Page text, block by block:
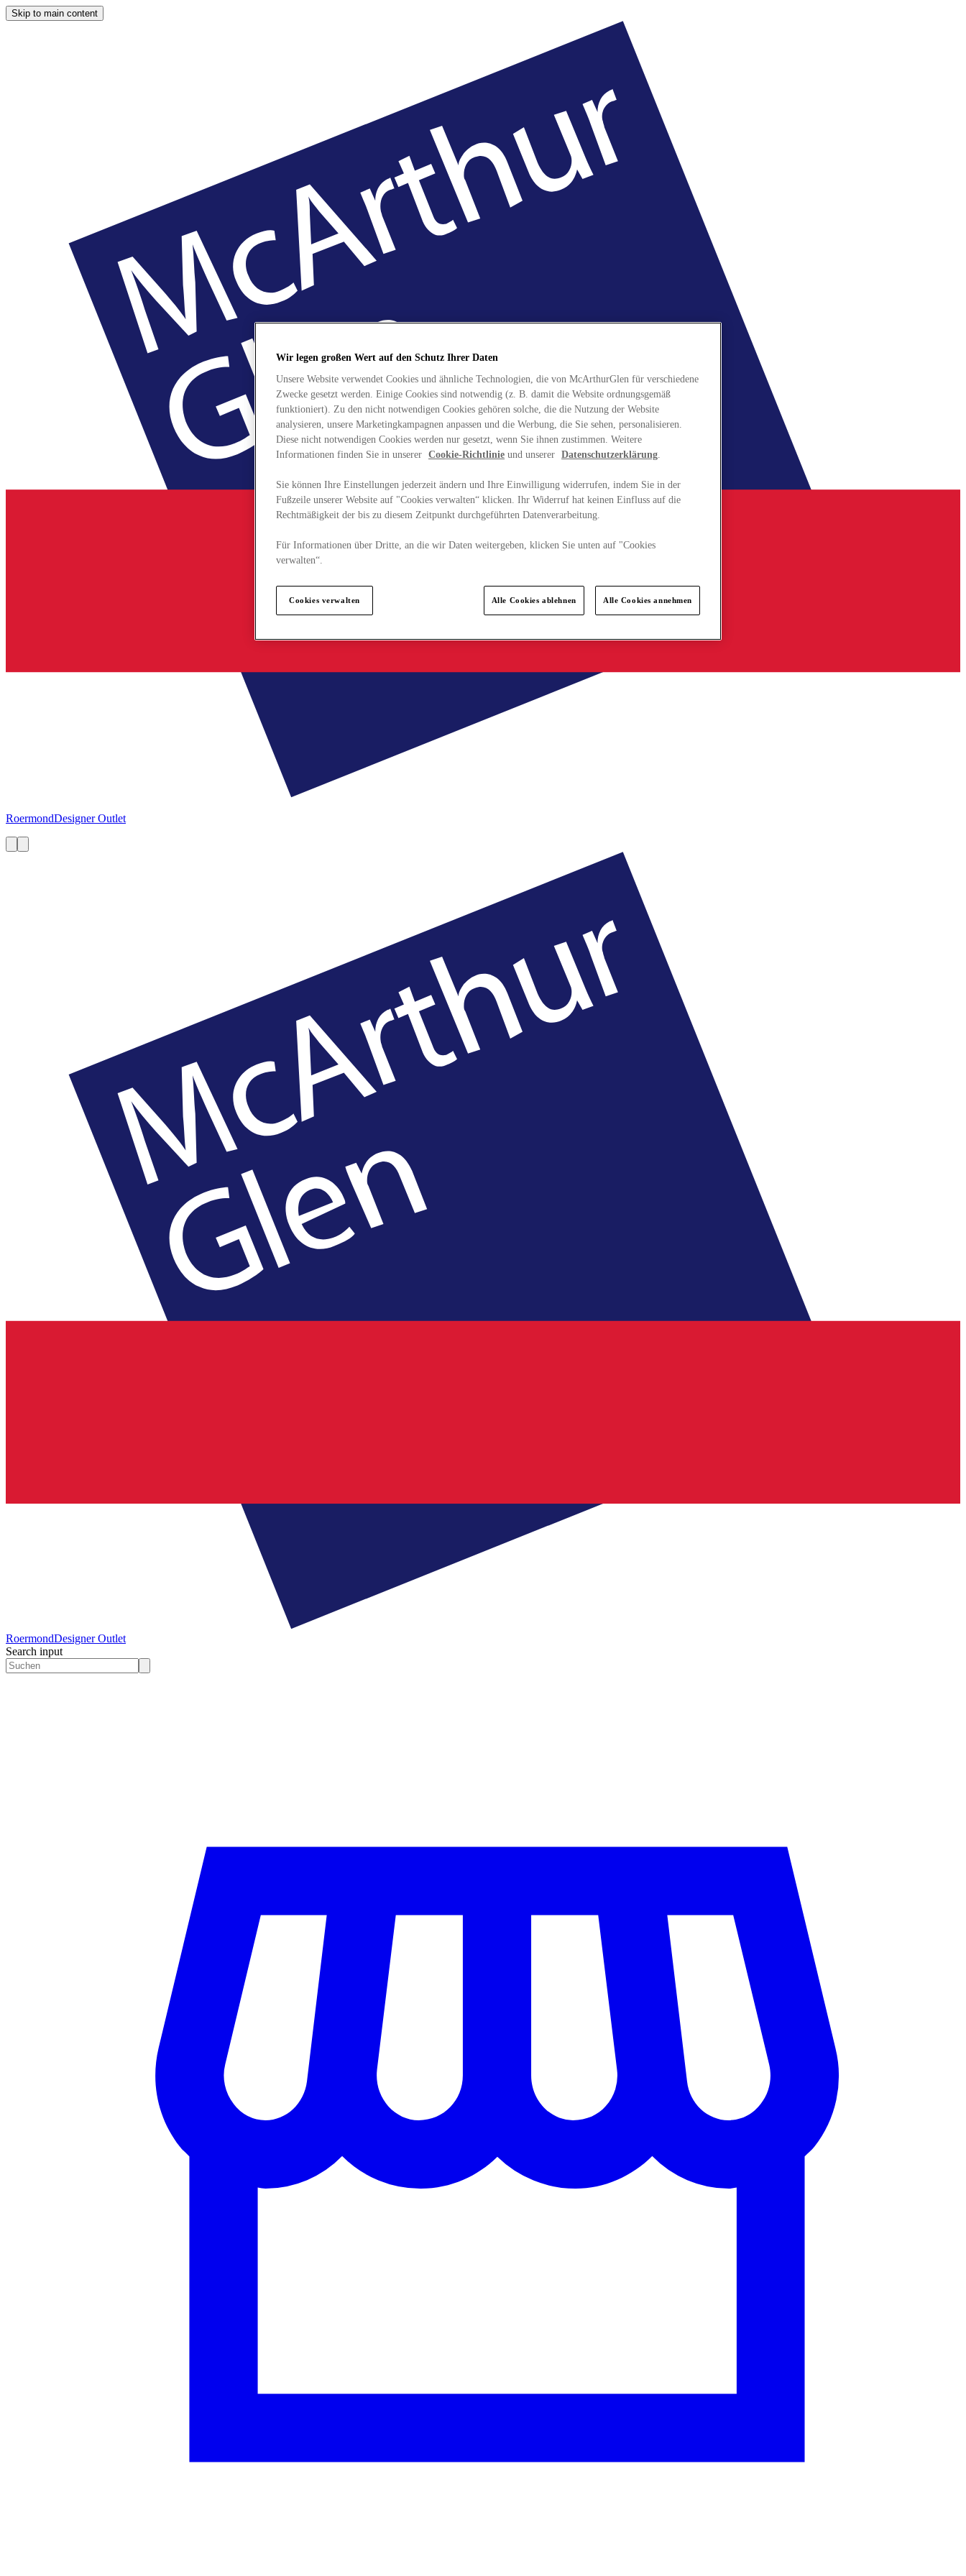
Skip to main content
RoermondDesigner Outlet
RoermondDesigner Outlet
Search input
Wir legen großen Wert auf den Schutz Ihrer Daten
Unsere Website verwendet Cookies und ähnliche Technologien, die von McArthurGlen für verschiedene
Zwecke gesetzt werden. Einige Cookies sind notwendig (z. B. damit die Website ordnungsgemäß
funktioniert). Zu den nicht notwendigen Cookies gehören solche, die die Nutzung der Website
analysieren, unsere Marketingkampagnen anpassen und die Werbung, die Sie sehen, personalisieren.
Diese nicht notwendigen Cookies werden nur gesetzt, wenn Sie ihnen zustimmen. Weitere
Informationen finden Sie in unserer Cookie-Richtlinie und unserer Datenschutzerklärung.
Sie können Ihre Einstellungen jederzeit ändern und Ihre Einwilligung widerrufen, indem Sie in der
Fußzeile unserer Website auf "Cookies verwalten“ klicken. Ihr Widerruf hat keinen Einfluss auf die
Rechtmäßigkeit der bis zu diesem Zeitpunkt durchgeführten Datenverarbeitung.
Für Informationen über Dritte, an die wir Daten weitergeben, klicken Sie unten auf "Cookies
verwalten“.
Cookies verwalten Alle Cookies ablehnen Alle Cookies annehmen